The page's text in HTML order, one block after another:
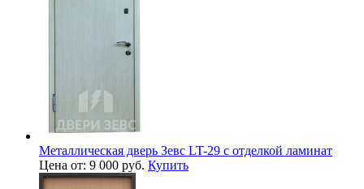
Металлическая дверь Зевс LT-29 с отделкой ламинат
Цена от: 9 000 руб. Купить